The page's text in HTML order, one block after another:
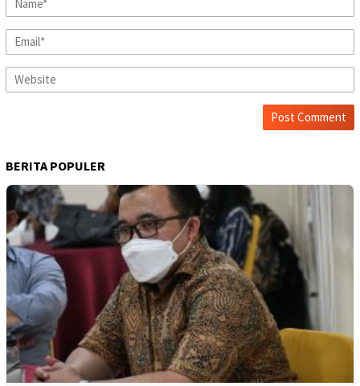
BERITA POPULER